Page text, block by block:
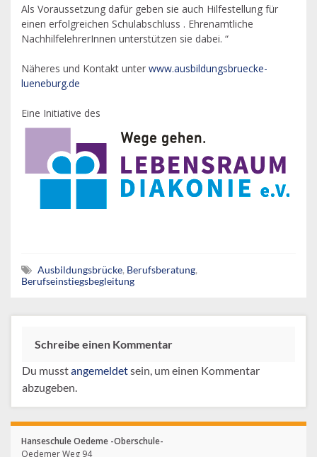
Als Voraussetzung dafür geben sie auch Hilfestellung für
einen erfolgreichen Schulabschluss . Ehrenamtliche
NachhilfelehrerInnen unterstützen sie dabei. “
Näheres und Kontakt unter www.ausbildungsbruecke-
lueneburg.de
Eine Initiative des
Ausbildungsbrücke, Berufsberatung,
Berufseinstiegsbegleitung
Schreibe einen Kommentar
Du musstangemeldetsein, um einen Kommentar
abzugeben.
Hanseschule Oedeme -Oberschule-
Oedemer Weg 94